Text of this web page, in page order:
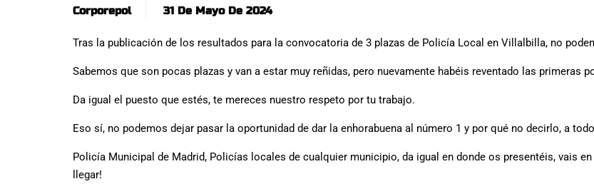
Corporepol 31 De Mayo De 2024
Tras la publicación de los resultados para la convocatoria de 3 plazas de Policía Local en Villalbilla, no
Sabemos que son pocas plazas y van a estar muy reñidas, pero nuevamente habéis reventado las primeras
Da igual el puesto que estés, te mereces nuestro respeto por tu trabajo.
Eso sí, no podemos dejar pasar la oportunidad de dar la enhorabuena al número 1 y por qué no decirlo, a
Policía Municipal de Madrid, Policías locales de cualquier municipio, da igual en donde os presentéis, vais
llegar!